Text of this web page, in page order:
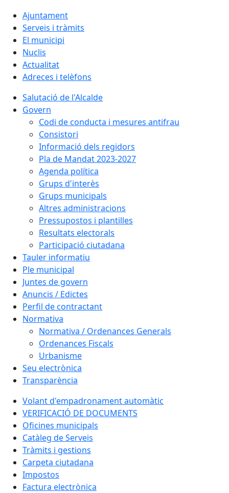
Ajuntament
Serveis i tràmits
El municipi
Nuclis
Actualitat
Adreces i telèfons
Salutació de l'Alcalde
Govern
Codi de conducta i mesures antifrau
Consistori
Informació dels regidors
Pla de Mandat 2023-2027
Agenda política
Grups d'interès
Grups municipals
Altres administracions
Pressupostos i plantilles
Resultats electorals
Participació ciutadana
Tauler informatiu
Ple municipal
Juntes de govern
Anuncis / Edictes
Perfil de contractant
Normativa
Normativa / Ordenances Generals
Ordenances Fiscals
Urbanisme
Seu electrònica
Transparència
Volant d'empadronament automàtic
VERIFICACIÓ DE DOCUMENTS
Oficines municipals
Catàleg de Serveis
Tràmits i gestions
Carpeta ciutadana
Impostos
Factura electrònica